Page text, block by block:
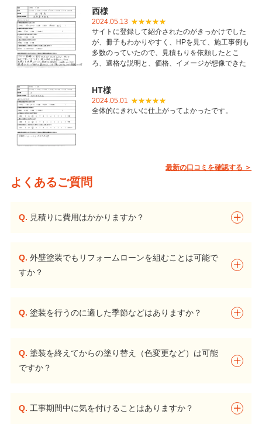
西様
2024.05.13
サイトに登録して紹介されたのがきっかけでした
が、冊子もわかりやすく、HPを見て、施工事例も
多数のっていたので、見積もりを依頼したとこ
ろ、適格な説明と、価格、イメージが想像できた
いただき感謝しています。
HT様
2024.05.01
全体的にきれいに仕上がってよかったです。
最新の口コミを確認する ＞
よくあるご質問
Q. 見積りに費用はかかりますか？
Q. 外壁塗装でもリフォームローンを組むことは可能で
すか？
Q. 塗装を行うのに適した季節などはありますか？
Q. 塗装を終えてからの塗り替え（色変更など）は可能
ですか？
Q. 工事期間中に気を付けることはありますか？